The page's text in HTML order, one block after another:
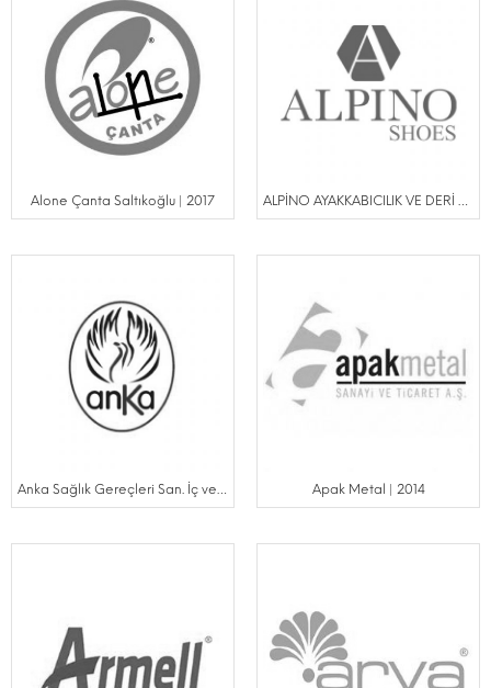
Alone Çanta Saltıkoğlu | 2017 ALPİNO AYAKKABICILIK VE DERİ MAM.SAN.VE TİC.LTD ŞTİ |
Anka Sağlık Gereçleri San. İç ve Dış Tic.Ltd.Şti | 2023 Apak Metal | 2014